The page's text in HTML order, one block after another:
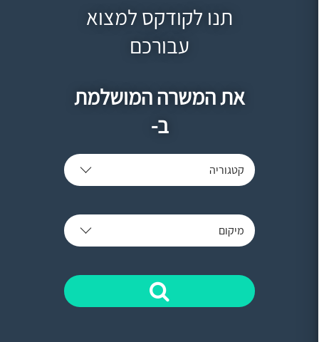
תנו לקודקס למצוא
עבורכם
את המשרה המושלמת
ב-
קטגוריה
מיקום